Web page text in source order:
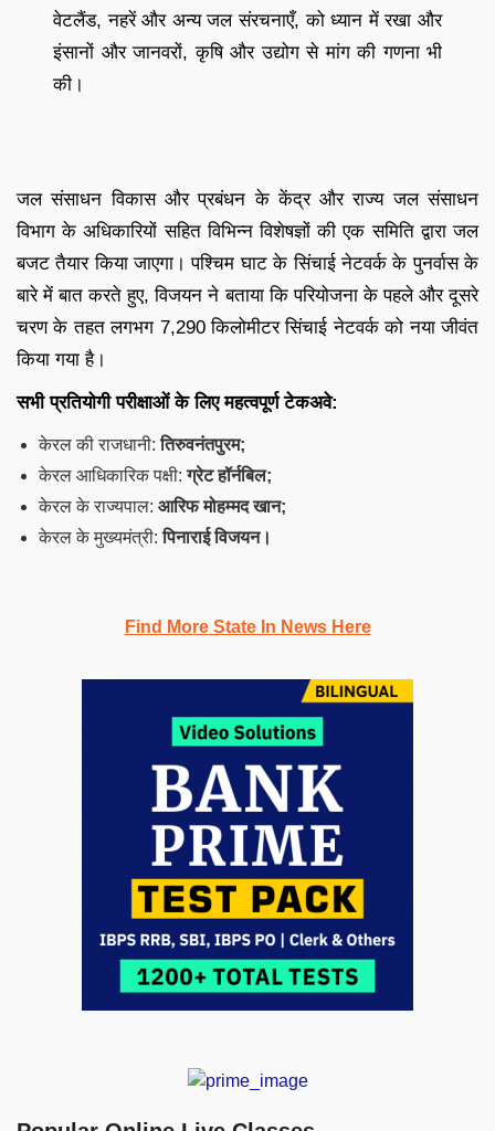
वेटलैंड, नहरें और अन्य जल संरचनाएँ, को ध्यान में रखा और
इंसानों और जानवरों, कृषि और उद्योग से मांग की गणना भी
की।
जल संसाधन विकास और प्रबंधन के केंद्र और राज्य जल संसाधन
विभाग के अधिकारियों सहित विभिन्न विशेषज्ञों की एक समिति द्वारा जल
बजट तैयार किया जाएगा। पश्चिम घाट के सिंचाई नेटवर्क के पुनर्वास के
बारे में बात करते हुए, विजयन ने बताया कि परियोजना के पहले और दूसरे
चरण के तहत लगभग 7,290 किलोमीटर सिंचाई नेटवर्क को नया जीवंत
किया गया है।
सभी प्रतियोगी परीक्षाओं के लिए महत्वपूर्ण टेकअवे:
केरल की राजधानी:तिरुवनंतपुरम;
केरल आधिकारिक पक्षी:ग्रेट हॉर्नबिल;
केरल के राज्यपाल: आरिफ मोहम्मद खान;
केरल के मुख्यमंत्री:पिनाराई विजयन।
Find More State In News Here